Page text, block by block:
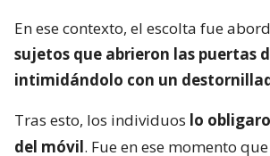
En ese contexto, el escolta fue
sujetos que abrieron las puertas
intimidándolo con un
Tras esto, los individuos lo
del móvil. Fue en ese momento que